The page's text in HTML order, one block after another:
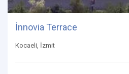
İnnovia Terrace
Kocaeli, İzmit